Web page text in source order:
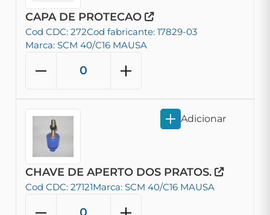
CAPA DE PROTECAO
Cod CDC: 272Cod fabricante: 17829-03
Marca: SCM 40/C16 MAUSA
CHAVE DE APERTO DOS PRATOS.
Cod CDC: 27121Marca: SCM 40/C16 MAUSA
Adicionar